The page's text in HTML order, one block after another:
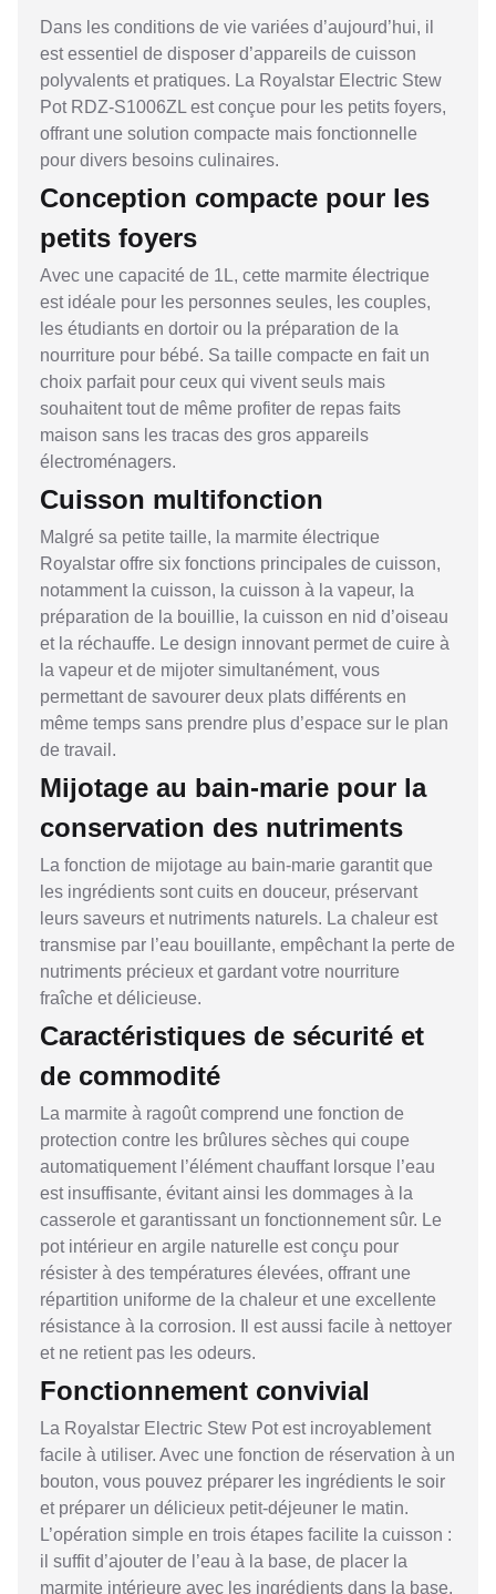
Dans les conditions de vie variées d’aujourd’hui, il
est essentiel de disposer d’appareils de cuisson
polyvalents et pratiques. La Royalstar Electric Stew
Pot RDZ-S1006ZL est conçue pour les petits foyers,
offrant une solution compacte mais fonctionnelle
pour divers besoins culinaires.
Conception compacte pour les
petits foyers
Avec une capacité de 1L, cette marmite électrique
est idéale pour les personnes seules, les couples,
les étudiants en dortoir ou la préparation de la
nourriture pour bébé. Sa taille compacte en fait un
choix parfait pour ceux qui vivent seuls mais
souhaitent tout de même profiter de repas faits
maison sans les tracas des gros appareils
électroménagers.
Cuisson multifonction
Malgré sa petite taille, la marmite électrique
Royalstar offre six fonctions principales de cuisson,
notamment la cuisson, la cuisson à la vapeur, la
préparation de la bouillie, la cuisson en nid d’oiseau
et la réchauffe. Le design innovant permet de cuire à
la vapeur et de mijoter simultanément, vous
permettant de savourer deux plats différents en
même temps sans prendre plus d’espace sur le plan
de travail.
Mijotage au bain-marie pour la
conservation des nutriments
La fonction de mijotage au bain-marie garantit que
les ingrédients sont cuits en douceur, préservant
leurs saveurs et nutriments naturels. La chaleur est
transmise par l’eau bouillante, empêchant la perte de
nutriments précieux et gardant votre nourriture
fraîche et délicieuse.
Caractéristiques de sécurité et
de commodité
La marmite à ragoût comprend une fonction de
protection contre les brûlures sèches qui coupe
automatiquement l’élément chauffant lorsque l’eau
est insuffisante, évitant ainsi les dommages à la
casserole et garantissant un fonctionnement sûr. Le
pot intérieur en argile naturelle est conçu pour
résister à des températures élevées, offrant une
répartition uniforme de la chaleur et une excellente
résistance à la corrosion. Il est aussi facile à nettoyer
et ne retient pas les odeurs.
Fonctionnement convivial
La Royalstar Electric Stew Pot est incroyablement
facile à utiliser. Avec une fonction de réservation à un
bouton, vous pouvez préparer les ingrédients le soir
et préparer un délicieux petit-déjeuner le matin.
L’opération simple en trois étapes facilite la cuisson :
il suffit d’ajouter de l’eau à la base, de placer la
marmite intérieure avec les ingrédients dans la base,